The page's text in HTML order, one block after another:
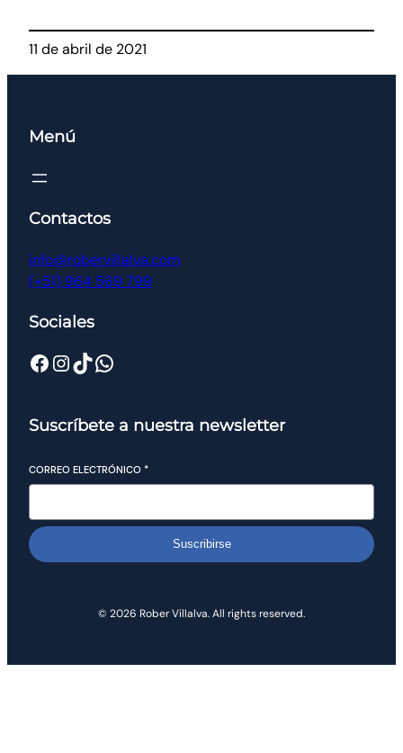
11 de abril de 2021
Menú
Contactos
info@robervillalva.com
(+51) 964 569 799
Sociales
Suscríbete a nuestra newsletter
CORREO ELECTRÓNICO *
Suscribirse
© 2026 Rober Villalva. All rights reserved.